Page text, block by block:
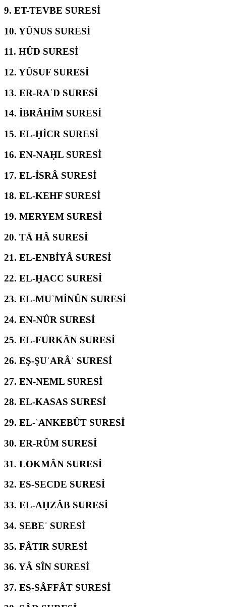
9. ET-TEVBE SURESİ
10. YÛNUS SURESİ
11. HÛD SURESİ
12. YÛSUF SURESİ
13. ER-RAʿD SURESİ
14. İBRÂHÎM SURESİ
15. EL-ḤİCR SURESİ
16. EN-NAḤL SURESİ
17. EL-İSRÂ SURESİ
18. EL-KEHF SURESİ
19. MERYEM SURESİ
20. TĀ HÂ SURESİ
21. EL-ENBİYÂ SURESİ
22. EL-ḤACC SURESİ
23. EL-MUʾMİNÛN SURESİ
24. EN-NÛR SURESİ
25. EL-FURKĀN SURESİ
26. EŞ-ŞUʿARÂʾ SURESİ
27. EN-NEML SURESİ
28. EL-KASAS SURESİ
29. EL-ʿANKEBÛT SURESİ
30. ER-RÛM SURESİ
31. LOKMÂN SURESİ
32. ES-SECDE SURESİ
33. EL-AḤZÂB SURESİ
34. SEBEʾ SURESİ
35. FÂTIR SURESİ
36. YÂ SÎN SURESİ
37. ES-SÂFFÂT SURESİ